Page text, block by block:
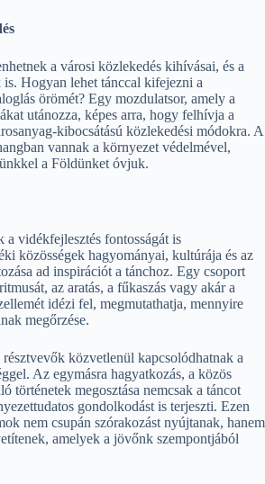
a városi közlekedés kihívásai, és a
Hogyan lehet tánccal kifejezni a
örömét? Egy mozdulatsor, amely a
utánozza, képes arra, hogy felhívja a
kibocsátású közlekedési módokra. A
vannak a környezet védelmével,
a Földünket óvjuk.
vidékfejlesztés fontosságát is
közösségek hagyományai, kultúrája és az
ad inspirációt a tánchoz. Egy csoport
az aratás, a fűkaszás vagy akár a
idézi fel, megmutathatja, mennyire
megőrzése.
közvetlenül kapcsolódhatnak a
Az egymásra hagyatkozás, a közös
történetek megosztása nemcsak a táncot
gondolkodást is terjeszti. Ezen
nem csupán szórakozást nyújtanak, hanem
amelyek a jövőnk szempontjából